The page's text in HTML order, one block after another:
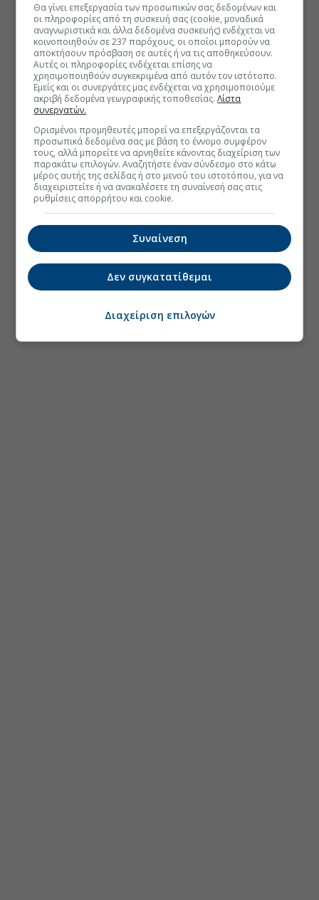
Θα γίνει επεξεργασία των προσωπικών σας δεδομένων και
οι πληροφορίες από τη συσκευή σας (cookie, μοναδικά
αναγνωριστικά και άλλα δεδομένα συσκευής) ενδέχεται να
κοινοποιηθούν σε 237 παρόχους, οι οποίοι μπορούν να
αποκτήσουν πρόσβαση σε αυτές ή να τις αποθηκεύσουν.
Αυτές οι πληροφορίες ενδέχεται επίσης να
χρησιμοποιηθούν συγκεκριμένα από αυτόν τον ιστότοπο.
Εμείς και οι συνεργάτες μας ενδέχεται να χρησιμοποιούμε
ακριβή δεδομένα γεωγραφικής τοποθεσίας.Λίστα
συνεργατών.
Ορισμένοι προμηθευτές μπορεί να επεξεργάζονται τα
προσωπικά δεδομένα σας με βάση το έννομο συμφέρον
τους, αλλά μπορείτε να αρνηθείτε κάνοντας διαχείριση των
παρακάτω επιλογών. Αναζητήστε έναν σύνδεσμο στο κάτω
μέρος αυτής της σελίδας ή στο μενού του ιστοτόπου, για να
διαχειριστείτε ή να ανακαλέσετε τη συναίνεσή σας στις
ρυθμίσεις απορρήτου και cookie.
Συναίνεση
Δεν συγκατατίθεμαι
Διαχείριση επιλογών